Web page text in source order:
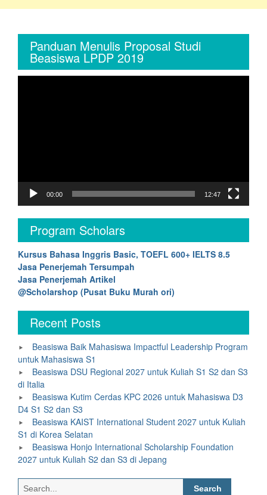
Panduan Menulis Proposal Studi
Beasiswa LPDP 2019
00:00 12:47
Program Scholars
Kursus Bahasa Inggris Basic, TOEFL 600+ IELTS 8.5
Jasa Penerjemah Tersumpah
Jasa Penerjemah Artikel
@Scholarshop (Pusat Buku Murah ori)
Recent Posts
Beasiswa Baik Mahasiswa Impactful Leadership Program
untuk Mahasiswa S1
Beasiswa DSU Regional 2027 untuk Kuliah S1 S2 dan S3
di Italia
Beasiswa Kutim Cerdas KPC 2026 untuk Mahasiswa D3
D4 S1 S2 dan S3
Beasiswa KAIST International Student 2027 untuk Kuliah
S1 di Korea Selatan
Beasiswa Honjo International Scholarship Foundation
2027 untuk Kuliah S2 dan S3 di Jepang
Search